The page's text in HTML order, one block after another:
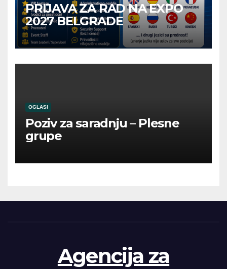
PRIJAVA ZA RAD NA EXPO
2027 BELGRADE
OGLASI
Poziv za saradnju – Plesne
grupe
Agencija za